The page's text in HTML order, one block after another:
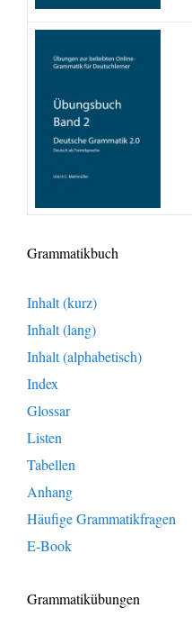
Grammatikbuch
Inhalt (kurz)
Inhalt (lang)
Inhalt (alphabetisch)
Index
Glossar
Listen
Tabellen
Anhang
Häufige Grammatikfragen
E-Book
Grammatikübungen